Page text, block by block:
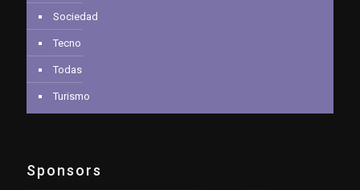
Sociedad
Tecno
Todas
Turismo
Sponsors